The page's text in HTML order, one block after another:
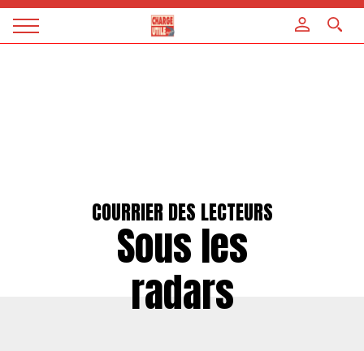
Magazine
COURRIER DES LECTEURS
Sous les
radars
Panneau de gestion des cookies